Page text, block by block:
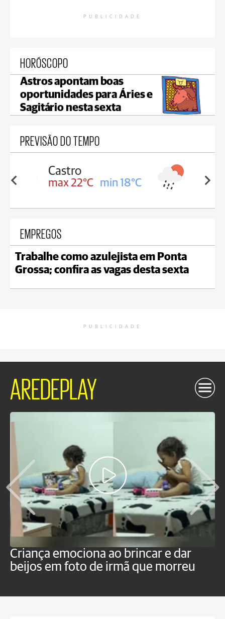
PUBLICIDADE
HORÓSCOPO
Astros apontam boas
oportunidades para Áries e
Sagitário nesta sexta
PREVISÃO DO TEMPO
18°C max 21°C min 18°C
EMPREGOS
Trabalhe como azulejista em Ponta
Grossa; confira as vagas desta sexta
PUBLICIDADE
AREDEPLAY
Criança emociona ao brincar e dar
beijos em foto de irmã que morreu